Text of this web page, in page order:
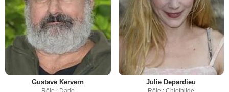
Gustave Kervern Julie Depardieu